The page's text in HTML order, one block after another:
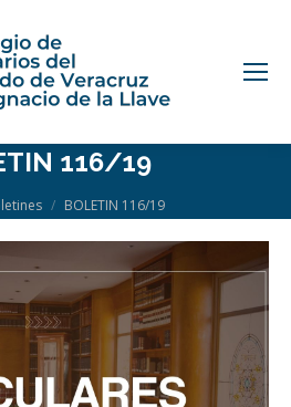
116/19
BOLETIN 116/19